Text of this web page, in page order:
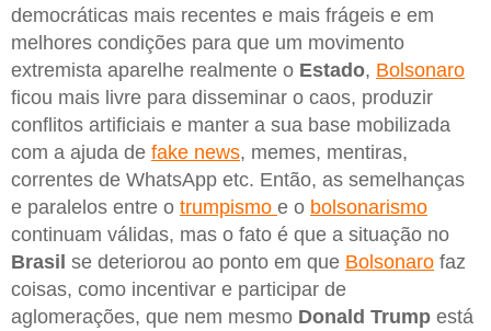
democráticas mais recentes e mais frágeis e em
melhores condições para que um movimento
extremista aparelhe realmente o Estado, Bolsonaro
ficou mais livre para disseminar o caos, produzir
conflitos artificiais e manter a sua base mobilizada
com a ajuda de fake news, memes, mentiras,
correntes de WhatsApp etc. Então, as semelhanças
e paralelos entre o trumpismo e o bolsonarismo
continuam válidas, mas o fato é que a situação no
Brasil se deteriorou ao ponto em que Bolsonaro faz
coisas, como incentivar e participar de
aglomerações, que nem mesmo Donald Trump está